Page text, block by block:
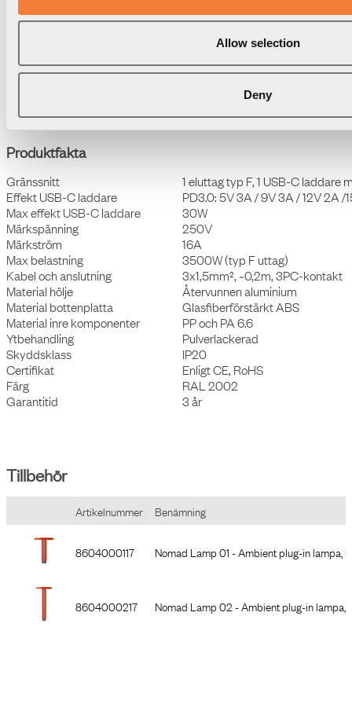
Allow selection
Deny
form och funktion samverkar.
Välj mellan typ F (Schuko) eluttag eller en kombination av eluttag
Produktfakta
Gränssnitt
1 eluttag typ F, 1 USB-C laddare
Effekt USB-C laddare
PD3.0: 5V 3A / 9V 3A / 12V 2A
Max effekt USB-C laddare
30W
Märkspänning
250V
Märkström
16A
Max belastning
3500W (typ F uttag)
Kabel och anslutning
3x1,5mm², ~0,2m, 3PC-kontakt
Material hölje
Återvunnen aluminium
Material bottenplatta
Glasfiberförstärkt ABS
Material inre komponenter
PP och PA 6.6
Ytbehandling
Pulverlackerad
Skyddsklass
IP20
Certifikat
Enligt CE, RoHS
Tillbehör